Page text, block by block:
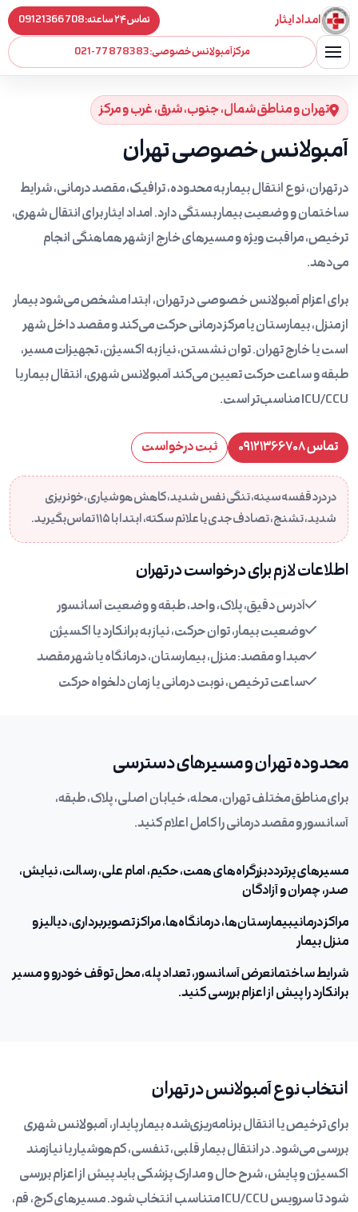
امداد ایثار تماس ۲۴ ساعته: 09121366708
مرکز آمبولانس خصوصی:021-77878383
تهران و مناطق شمال، جنوب، شرق، غرب و مرکز
آمبولانس خصوصی تهران
در تهران، نوع انتقال بیمار به محدوده، ترافیک، مقصد درمانی، شرایط
ساختمان و وضعیت بیمار بستگی دارد. امداد ایثار برای انتقال شهری،
ترخیص، مراقبت ویژه و مسیرهای خارج از شهر هماهنگی انجام
می‌دهد.
برای اعزام آمبولانس خصوصی در تهران، ابتدا مشخص می‌شود بیمار
از منزل، بیمارستان یا مرکز درمانی حرکت می‌کند و مقصد داخل شهر
است یا خارج تهران. توان نشستن، نیاز به اکسیژن، تجهیزات مسیر،
طبقه و ساعت حرکت تعیین می‌کند آمبولانس شهری، انتقال بیمار یا
ICU/CCU مناسب‌تر است.
تماس ۰۹۱۲۱۳۶۶۷۰۸ ثبت درخواست
در درد قفسه سینه، تنگی نفس شدید، کاهش هوشیاری، خونریزی
شدید، تشنج، تصادف جدی یا علائم سکته، ابتدا با ۱۱۵ تماس بگیرید.
اطلاعات لازم برای درخواست در تهران
آدرس دقیق، پلاک، واحد، طبقه و وضعیت آسانسور
وضعیت بیمار، توان حرکت، نیاز به برانکارد یا اکسیژن
مبدا و مقصد: منزل، بیمارستان، درمانگاه یا شهر مقصد
ساعت ترخیص، نوبت درمانی یا زمان دلخواه حرکت
محدوده تهران و مسیرهای دسترسی
برای مناطق مختلف تهران، محله، خیابان اصلی، پلاک، طبقه،
آسانسور و مقصد درمانی را کامل اعلام کنید.
مسیرهای پرترددبزرگراه‌های همت، حکیم، امام علی، رسالت، نیایش،
صدر، چمران و آزادگان
مراکز درمانیبیمارستان‌ها، درمانگاه‌ها، مراکز تصویربرداری، دیالیز و
منزل بیمار
شرایط ساختمانعرض آسانسور، تعداد پله، محل توقف خودرو و مسیر
برانکارد را پیش از اعزام بررسی کنید.
انتخاب نوع آمبولانس در تهران
برای ترخیص یا انتقال برنامه‌ریزی‌شده بیمار پایدار، آمبولانس شهری
بررسی می‌شود. در انتقال بیمار قلبی، تنفسی، کم‌هوشیار یا نیازمند
اکسیژن و پایش، شرح حال و مدارک پزشکی باید پیش از اعزام بررسی
شود تا سرویس ICU/CCU متناسب انتخاب شود. مسیرهای
کرج، قم،